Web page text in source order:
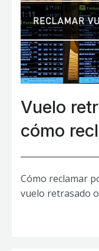
Vuelo
cómo
Cómo reclamar
vuelo retrasado